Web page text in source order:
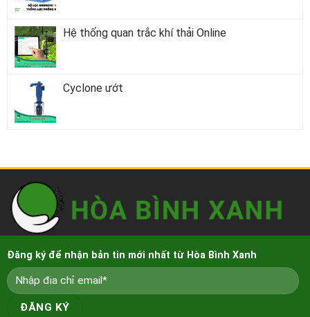
Hệ thống quan trắc khí thải Online
Cyclone ướt
Đăng ký để nhận bản tin mới nhất từ Hòa Bình Xanh